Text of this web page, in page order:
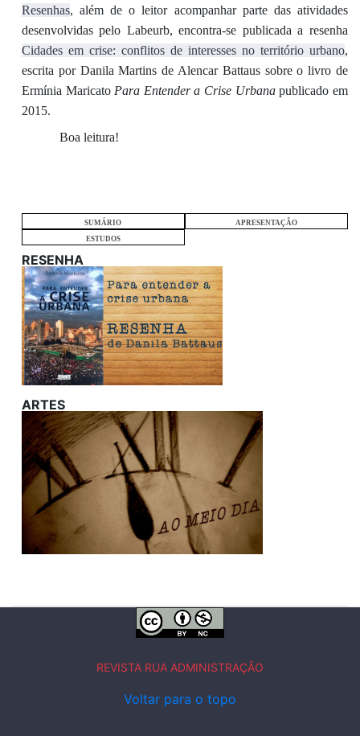
Resenhas, além de o leitor acompanhar parte das atividades
desenvolvidas pelo Labeurb, encontra-se publicada a resenha
Cidades em crise: conflitos de interesses no território urbano,
escrita por Danila Martins de Alencar Battaus sobre o livro de
Ermínia Maricato Para Entender a Crise Urbanapublicado em
2015.
Boa leitura!
SUMÁRIO
APRESENTAÇÃO
ESTUDOS
RESENHA
ARTES
REVISTA RUA ADMINISTRAÇÃO
Voltar para o topo